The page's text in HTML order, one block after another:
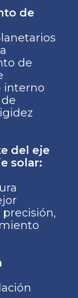
de
de
interno
del eje
solar: